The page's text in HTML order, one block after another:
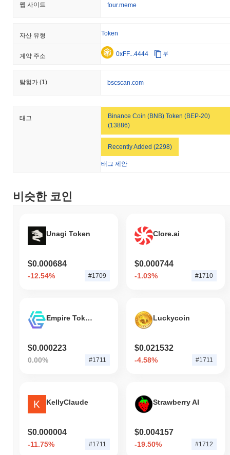
웹 사이트 four.meme
자산 유형 Token
계약 주소 0xFF...4444 부
탐험가 (1) bscscan.com
태그
Binance Coin (BNB) Token (BEP-20)
(13886)
Recently Added (2298)
태그 제안
비슷한 코인
Unagi Token
$0.000684
-12.54% #1709
Clore.ai
$0.000744
-1.03% #1710
Empire Token
$0.000223
0.00% #1711
Luckycoin
$0.021532
-4.58% #1711
KellyClaude
$0.000004
-11.75% #1711
Strawberry AI
$0.004157
-19.50% #1712